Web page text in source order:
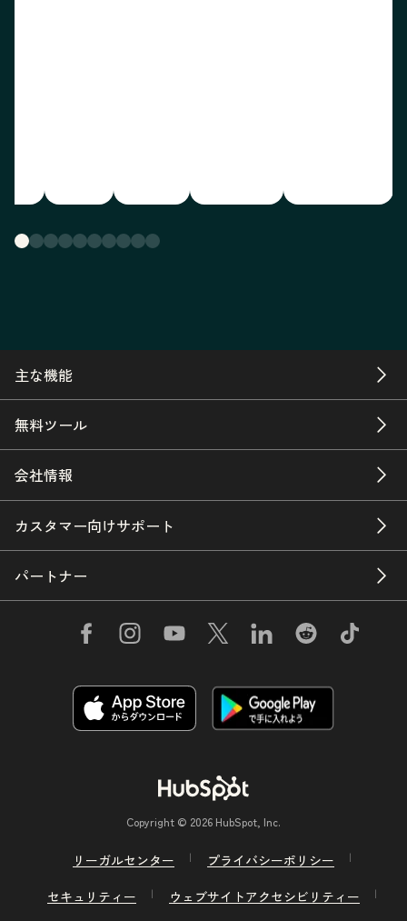
主な機能
無料ツール
会社情報
カスタマー向けサポート
パートナー
Copyright © 2026 HubSpot, Inc.
リーガルセンター
プライバシーポリシー
セキュリティー
ウェブサイトアクセシビリティー